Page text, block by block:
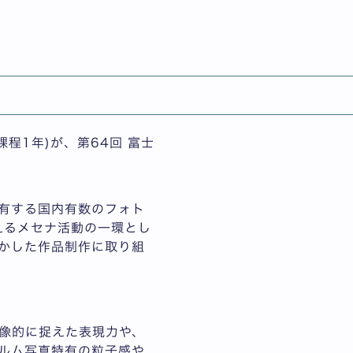
賞」を受賞
程1年)が、第64回 富士
する国内有数のフォト
メセナ活動の一環とし
した作品制作に取り組
的に捉えた表現力や、